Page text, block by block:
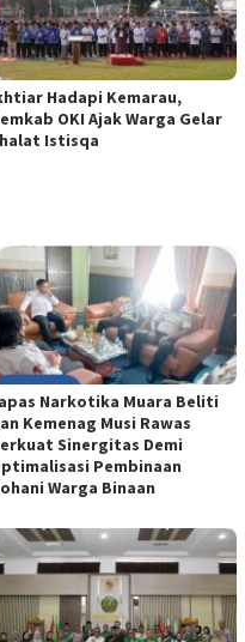
Hadapi Kemarau,
OKI Ajak Warga Gelar
Istisqa
Narkotika Muara Beliti
Kemenag Musi Rawas
Sinergitas Demi
Pembinaan
Warga Binaan